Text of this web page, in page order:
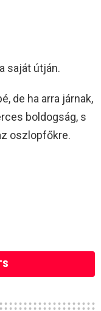
saját útján.
de ha arra járnak,
boldogság, s
oszlopfőkre.